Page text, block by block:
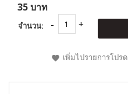
35 บาท
จำนวน:
เพิ่มไปรายการโปรด